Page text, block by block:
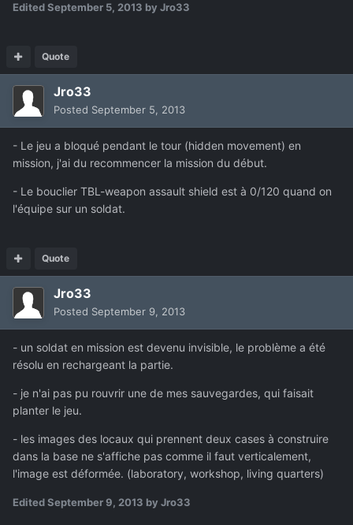
EditedSeptember 5, 2013 by Jro33
Quote
Jro33
Posted September 5, 2013
- Le jeu a bloqué pendant le tour (hidden movement) en
mission, j'ai du recommencer la mission du début.
- Le bouclier TBL-weapon assault shield est à 0/120 quand on
l'équipe sur un soldat.
Quote
Jro33
Posted September 9, 2013
- un soldat en mission est devenu invisible, le problème a été
résolu en rechargeant la partie.
- je n'ai pas pu rouvrir une de mes sauvegardes, qui faisait
planter le jeu.
- les images des locaux qui prennent deux cases à construire
dans la base ne s'affiche pas comme il faut verticalement,
l'image est déformée. (laboratory, workshop, living quarters)
EditedSeptember 9, 2013 by Jro33